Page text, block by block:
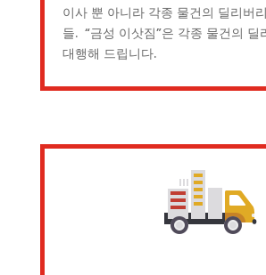
이사 뿐 아니라 각종 물건의 딜리버
들. “금성 이삿짐”은 각종 물건의 딜
대행해 드립니다.